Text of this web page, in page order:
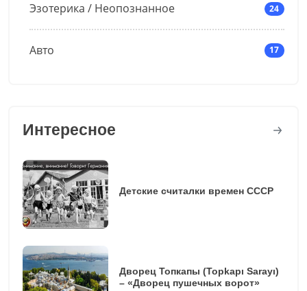
Эзотерика / Неопознанное 24
Авто 17
Интересное
Детские считалки времен СССР
Дворец Топкапы (Topkapı Sarayı)
– «Дворец пушечных ворот»